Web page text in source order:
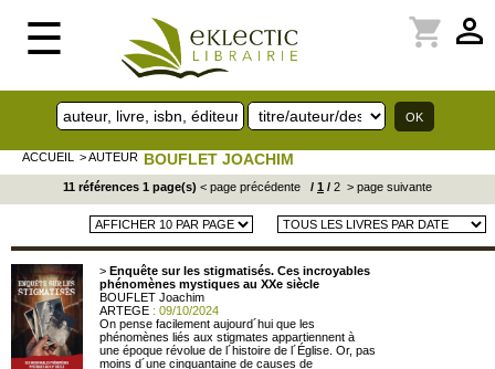
☰ perm_identity
shopping_cart
ACCUEIL > AUTEUR BOUFLET JOACHIM
11 références 1 page(s) < page précédente / 1 / 2 > page suivante
> Enquête sur les stigmatisés. Ces incroyables
phénomènes mystiques au XXe siècle
BOUFLET Joachim
ARTEGE : 09/10/2024
On pense facilement aujourd´hui que les
phénomènes liés aux stigmates appartiennent à
une époque révolue de l´histoire de l´Église. Or, pas
moins d´une cinquantaine de causes de